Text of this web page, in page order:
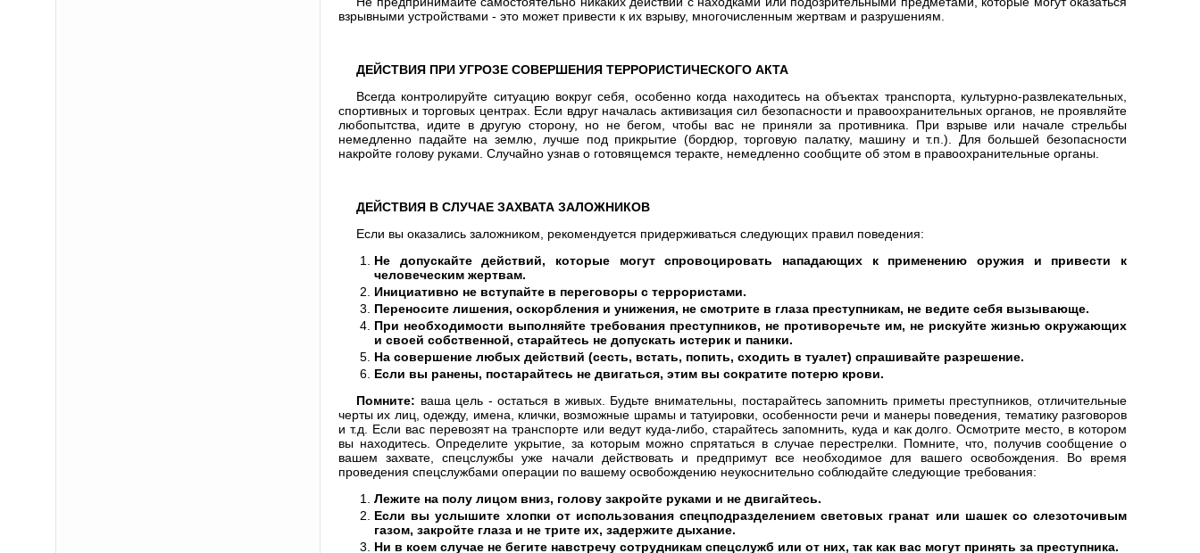
взрывными устройствами - это может привести к их взрыву, многочисленным жертвам и разрушениям.
ДЕЙСТВИЯ ПРИ УГРОЗЕ СОВЕРШЕНИЯ ТЕРРОРИСТИЧЕСКОГО АКТА
Всегда контролируйте ситуацию вокруг себя, особенно когда находитесь на объектах транспорта, культурно-развлекательных,
спортивных и торговых центрах. Если вдруг началась активизация сил безопасности и правоохранительных органов, не проявляйте
любопытства, идите в другую сторону, но не бегом, чтобы вас не приняли за противника. При взрыве или начале стрельбы
немедленно падайте на землю, лучше под прикрытие (бордюр, торговую палатку, машину и т.п.). Для большей безопасности
накройте голову руками. Случайно узнав о готовящемся теракте, немедленно сообщите об этом в правоохранительные органы.
ДЕЙСТВИЯ В СЛУЧАЕ ЗАХВАТА ЗАЛОЖНИКОВ
Если вы оказались заложником, рекомендуется придерживаться следующих правил поведения:
Не допускайте действий, которые могут спровоцировать нападающих к применению оружия и привести к
человеческим жертвам.
Инициативно не вступайте в переговоры с террористами.
Переносите лишения, оскорбления и унижения, не смотрите в глаза преступникам, не ведите себя вызывающе.
При необходимости выполняйте требования преступников, не противоречьте им, не рискуйте жизнью окружающих
и своей собственной, старайтесь не допускать истерик и паники.
На совершение любых действий (сесть, встать, попить, сходить в туалет) спрашивайте разрешение.
Если вы ранены, постарайтесь не двигаться, этим вы сократите потерю крови.
Помните: ваша цель - остаться в живых. Будьте внимательны, постарайтесь запомнить приметы преступников, отличительные
черты их лиц, одежду, имена, клички, возможные шрамы и татуировки, особенности речи и манеры поведения, тематику разговоров
и т.д. Если вас перевозят на транспорте или ведут куда-либо, старайтесь запомнить, куда и как долго. Осмотрите место, в котором
вы находитесь. Определите укрытие, за которым можно спрятаться в случае перестрелки. Помните, что, получив сообщение о
вашем захвате, спецслужбы уже начали действовать и предпримут все необходимое для вашего освобождения. Во время
проведения спецслужбами операции по вашему освобождению неукоснительно соблюдайте следующие требования:
Лежите на полу лицом вниз, голову закройте руками и не двигайтесь.
Если вы услышите хлопки от использования спецподразделением световых гранат или шашек со слезоточивым
газом, закройте глаза и не трите их, задержите дыхание.
Ни в коем случае не бегите навстречу сотрудникам спецслужб или от них, так как вас могут принять за преступника.